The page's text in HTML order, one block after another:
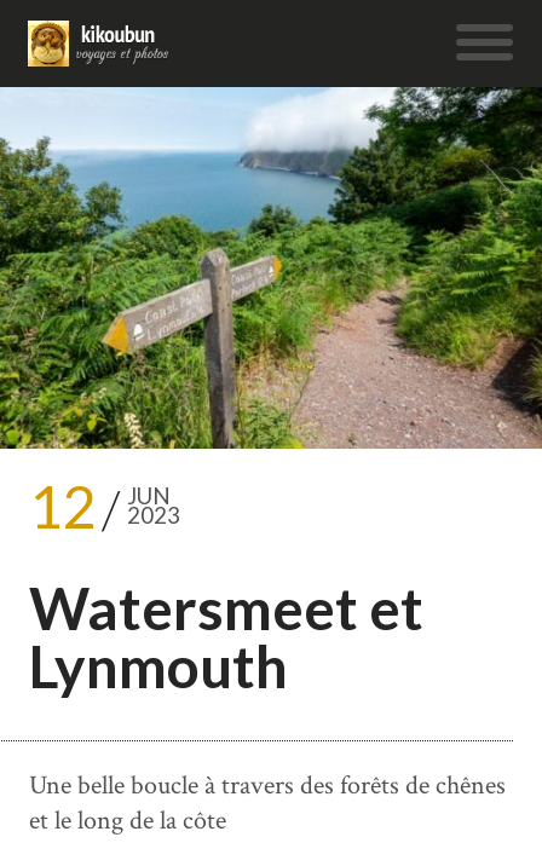
12 JUN
2023
Watersmeet et
Lynmouth
Une belle boucle à travers des forêts de chênes
et le long de la côte